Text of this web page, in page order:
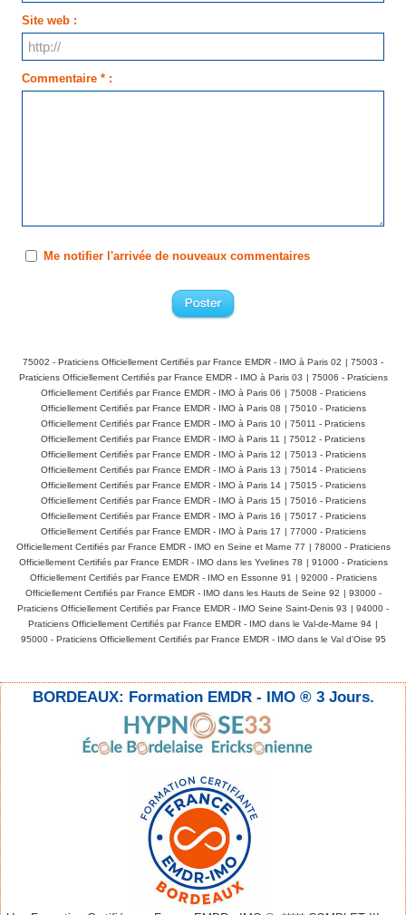
Site web :
Commentaire * :
Me notifier l'arrivée de nouveaux commentaires
75002 - Praticiens Officiellement Certifiés par France EMDR - IMO à Paris 02 | 75003 -
Praticiens Officiellement Certifiés par France EMDR - IMO à Paris 03 | 75006 - Praticiens
Officiellement Certifiés par France EMDR - IMO à Paris 06 | 75008 - Praticiens
Officiellement Certifiés par France EMDR - IMO à Paris 08 | 75010 - Praticiens
Officiellement Certifiés par France EMDR - IMO à Paris 10 | 75011 - Praticiens
Officiellement Certifiés par France EMDR - IMO à Paris 11
| 75012 - Praticiens
Officiellement Certifiés par France EMDR - IMO à Paris 12 | 75013 - Praticiens
Officiellement Certifiés par France EMDR - IMO à Paris 13 | 75014 - Praticiens
Officiellement Certifiés par France EMDR - IMO à Paris 14 | 75015 - Praticiens
Officiellement Certifiés par France EMDR - IMO à Paris 15 | 75016 - Praticiens
Officiellement Certifiés par France EMDR - IMO à Paris 16 | 75017 - Praticiens
Officiellement Certifiés par France EMDR - IMO à Paris 17 | 77000 - Praticiens
Officiellement Certifiés par France EMDR - IMO en Seine et Marne 77 | 78000 - Praticiens
Officiellement Certifiés par France EMDR - IMO dans les Yvelines 78 | 91000 - Praticiens
Officiellement Certifiés par France EMDR - IMO en Essonne 91
| 92000 - Praticiens
Officiellement Certifiés par France EMDR - IMO dans les Hauts de Seine 92 | 93000 -
Praticiens Officiellement Certifiés par France EMDR - IMO Seine Saint-Denis 93 | 94000 -
Praticiens Officiellement Certifiés par France EMDR - IMO dans le Val-de-Marne 94 |
95000 - Praticiens Officiellement Certifiés par France EMDR - IMO dans le Val d'Oise 95
BORDEAUX: Formation EMDR - IMO ® 3 Jours.